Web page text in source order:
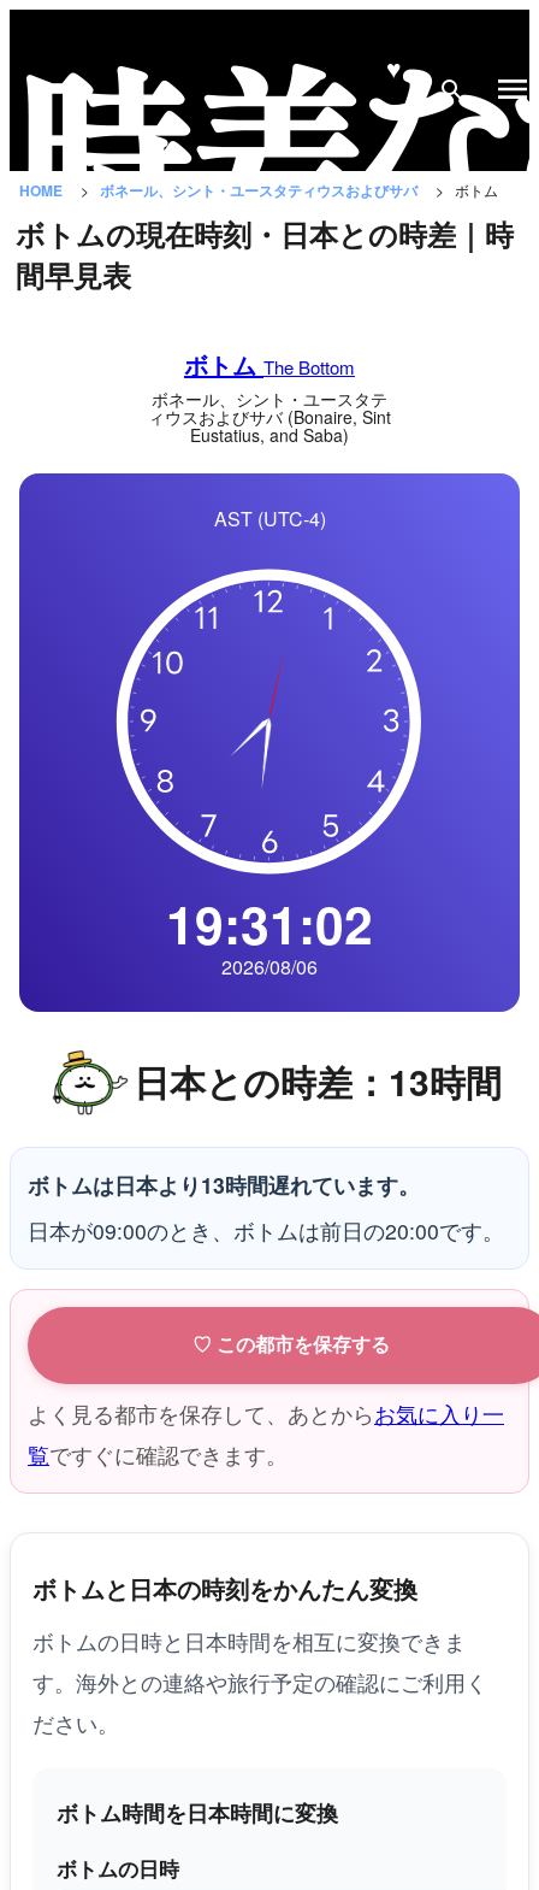
♥
HOME ボネール、シント・ユースタティウスおよびサバ ボトム
ボトムの現在時刻・日本との時差｜時
間早見表
ボトム The Bottom
ボネール、シント・ユースタテ
ィウスおよびサバ (Bonaire, Sint
Eustatius, and Saba)
AST (UTC-4)
19:31:03
2026/08/06
日本との時差：13時間
ボトムは日本より13時間遅れています。
日本が09:00のとき、ボトムは前日の20:00です。
♡ この都市を保存する
よく見る都市を保存して、あとからお気に入り一
覧ですぐに確認できます。
ボトムと日本の時刻をかんたん変換
ボトムの日時と日本時間を相互に変換できま
す。海外との連絡や旅行予定の確認にご利用く
ださい。
ボトム時間を日本時間に変換
ボトムの日時
な
と
は？
都